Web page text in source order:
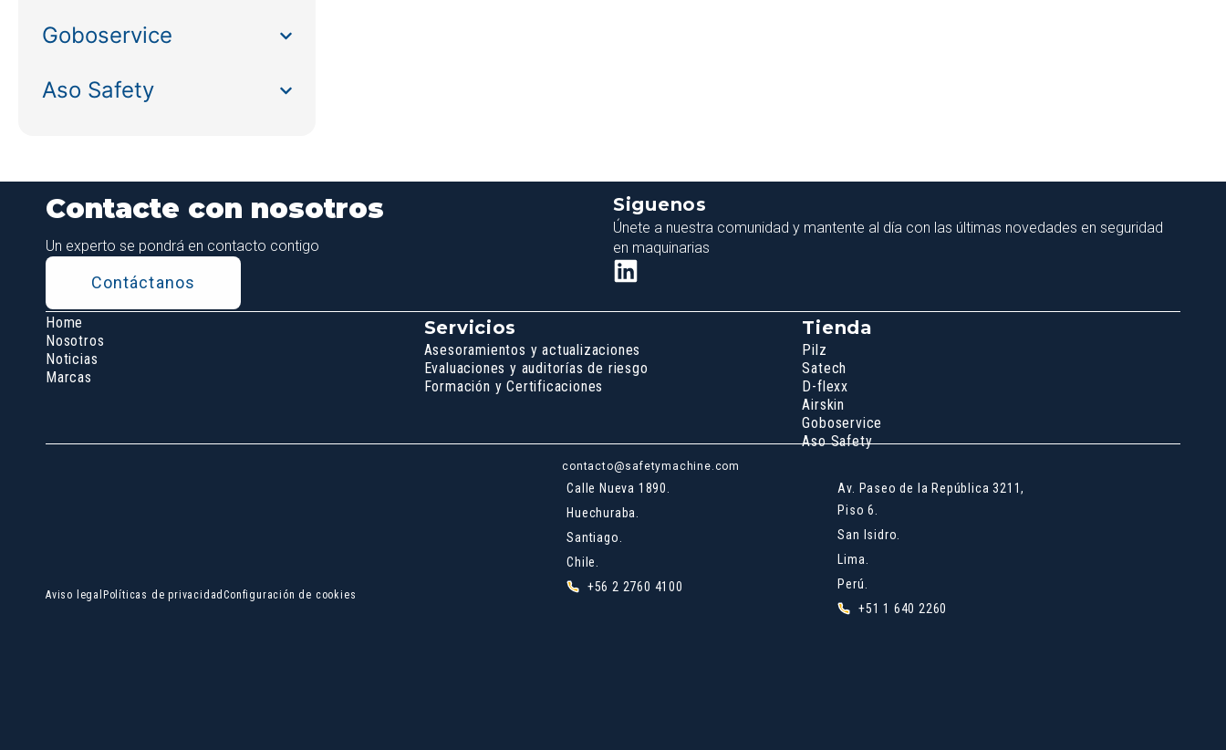
Goboservice
Aso Safety
Contacte con nosotros
Un experto se pondrá en contacto contigo
Contáctanos
Siguenos
Únete a nuestra comunidad y mantente al día con las últimas novedades en seguridad
en maquinarias
Home
Nosotros
Noticias
Marcas
Servicios
Asesoramientos y actualizaciones
Evaluaciones y auditorías de riesgo
Formación y Certificaciones
Tienda
Pilz
Satech
D-flexx
Airskin
Goboservice
Aso Safety
Aviso legal Políticas de privacidadConfiguración de cookies
contacto@safetymachine.com
Calle Nueva 1890.
Huechuraba.
Santiago.
Chile.
+56 2 2760 4100
Av. Paseo de la República 3211,
Piso 6.
San Isidro.
Lima.
Perú.
+51 1 640 2260